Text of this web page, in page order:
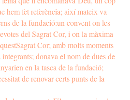
hem fet referència; així mateix va
de la fundació:un convent on les
del Sagrat Cor, i on la màxima
Cor; amb molts moments
donava el nom de dues de
en la tasca de la fundació;
de renovar certs punts de la